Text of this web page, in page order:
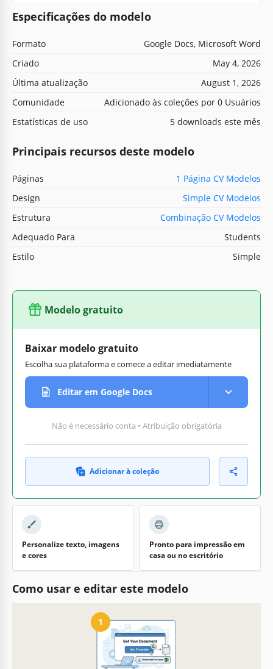
Especificações do modelo
Formato
Google Docs, Microsoft Word
Criado
May 4, 2026
Última atualização
August 1, 2026
Comunidade
Adicionado às coleções por 0 Usuários
Estatísticas de uso
5 downloads este mês
Principais recursos deste modelo
Páginas
1 Página CV Modelos
Design
Simple CV Modelos
Estrutura
Combinação CV Modelos
Adequado Para
Students
Estilo
Simple
Modelo gratuito
Baixar modelo gratuito
Escolha sua plataforma e comece a editar imediatamente
Editar em Google Docs
Não é necessário conta • Atribuição obrigatória
Adicionar à coleção
Personalize texto, imagens
e cores
Pronto para impressão em
casa ou no escritório
Como usar e editar este modelo
1